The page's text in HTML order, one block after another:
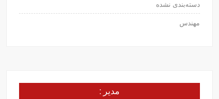
دسته‌بندی نشده
مهندس
مدیر :